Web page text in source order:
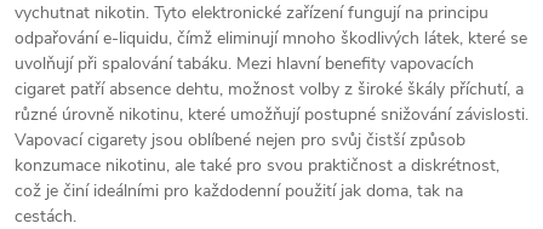
vychutnat nikotin. Tyto elektronické zařízení fungují na principu
odpařování e-liquidu, čímž eliminují mnoho škodlivých látek, které se
uvolňují při spalování tabáku. Mezi hlavní benefity vapovacích
cigaret patří absence dehtu, možnost volby z široké škály příchutí, a
různé úrovně nikotinu, které umožňují postupné snižování závislosti.
Vapovací cigarety jsou oblíbené nejen pro svůj čistší způsob
konzumace nikotinu, ale také pro svou praktičnost a diskrétnost,
což je činí ideálními pro každodenní použití jak doma, tak na
cestách.